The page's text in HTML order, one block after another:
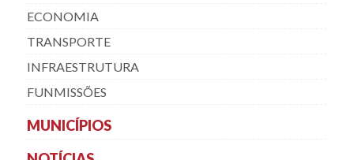
ECONOMIA
TRANSPORTE
INFRAESTRUTURA
FUNMISSÕES
MUNICÍPIOS